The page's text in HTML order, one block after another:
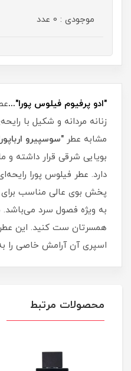
موجودی : 0 عدد
"ادو پرفیوم فیلوس پورا"...
زنانه مردانه و شکیل با
مشابه عطر "سوسپیرو
بویایی شرقی قرار داشته و
دارد. عطر فیلوس پورا
پخش بوی عالی مناسب
به ویژه فصول سرد می‌باشد.
همسرتان ست کنید. این عطر
اسپری آن آرامش خاصی را
محصولات مرتبط